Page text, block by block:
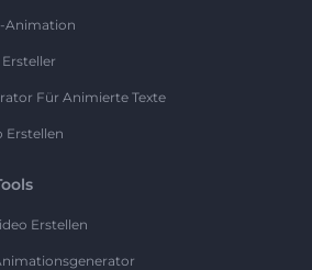
Animation
Für Animierte Texte
Erstellen
Erstellen